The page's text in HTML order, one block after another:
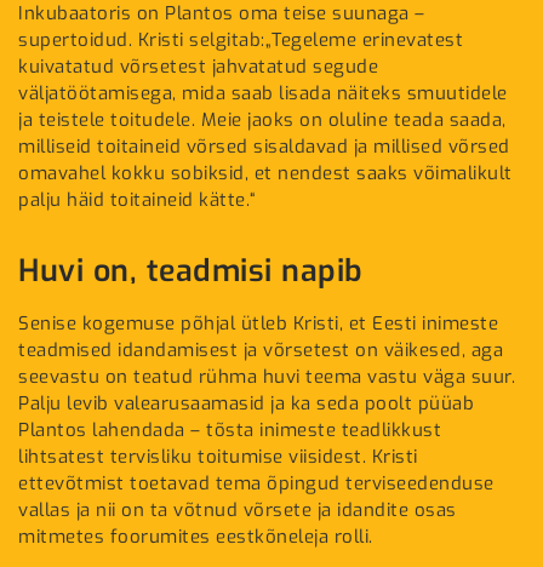
Inkubaatoris on Plantos oma teise suunaga –
supertoidud. Kristi selgitab:„Tegeleme erinevatest
kuivatatud võrsetest jahvatatud segude
väljatöötamisega, mida saab lisada näiteks smuutidele
ja teistele toitudele. Meie jaoks on oluline teada saada,
milliseid toitaineid võrsed sisaldavad ja millised võrsed
omavahel kokku sobiksid, et nendest saaks võimalikult
palju häid toitaineid kätte.“
Huvi on, teadmisi napib
Senise kogemuse põhjal ütleb Kristi, et Eesti inimeste
teadmised idandamisest ja võrsetest on väikesed, aga
seevastu on teatud rühma huvi teema vastu väga suur.
Palju levib valearusaamasid ja ka seda poolt püüab
Plantos lahendada – tõsta inimeste teadlikkust
lihtsatest tervisliku toitumise viisidest. Kristi
ettevõtmist toetavad tema õpingud terviseedenduse
vallas ja nii on ta võtnud võrsete ja idandite osas
mitmetes foorumites eestkõneleja rolli.